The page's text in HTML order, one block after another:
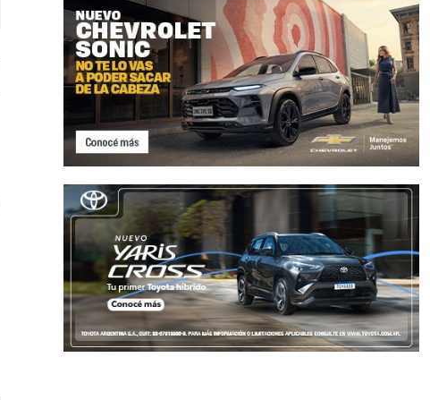
Unlimited: la versión de
despedida de la Volkswagen
Amarok V6
NOTICIAS 16 julio, 2026
Volkswagen ID.
eléctrico que
nuevos SUV
NOTICIAS 16 julio, 2026